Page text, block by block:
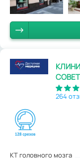
264
КТ головного мозга